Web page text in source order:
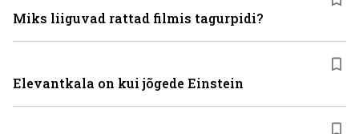
Miks liiguvad rattad filmis tagurpidi?
Elevantkala on kui jõgede Einstein